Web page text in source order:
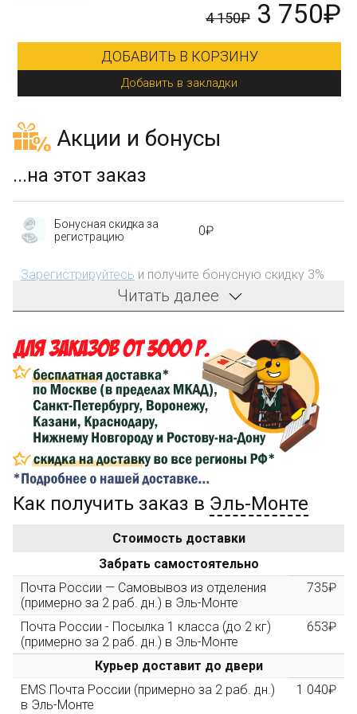
9 290₽
ДОБАВИТЬ В КОРЗИНУ
Добавить в закладки
Акции и бонусы
...на этот заказ
Бонусная скидка за
регистрацию
0₽
Зарегистрируйтесь и получите бонусную скидку 3%
на первый заказ!
затрат на доставку
Сделайте заказ на сумму не менее 3 000₽, оплатите
его на карту Сбербанка и получите 150₽ на
компенсацию доставки.
...на следующий заказ
Золотая скидка
персональная
10%
3000 рублей, Вы получите постоянную скидку на все
повторные заказы - 10%
Скидка за обзор
(фото сборки) до 10%
Пришлите фото поэтапной сборки купленного
конструктора и получите дополнительную скидку
Читать далее
Как получить заказ в Эль-Монте
Стоимость доставки
Забрать самостоятельно
Почта России — Самовывоз из отделения
(примерно за 2 раб. дн.) в Эль-Монте
735₽
Почта России - Посылка 1 класса (до 2 кг)
(примерно за 2 раб. дн.) в Эль-Монте
653₽
Курьер доставит до двери
EMS Почта России (примерно за 2 раб. дн.)
в Эль-Монте
1 040₽